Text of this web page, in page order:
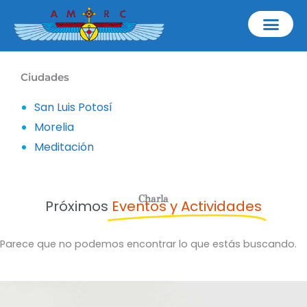
contenido
Ciudades
San Luis Potosí
Morelia
Meditación
Charla
Próximos Eventos y Actividades
Parece que no podemos encontrar lo que estás buscando.